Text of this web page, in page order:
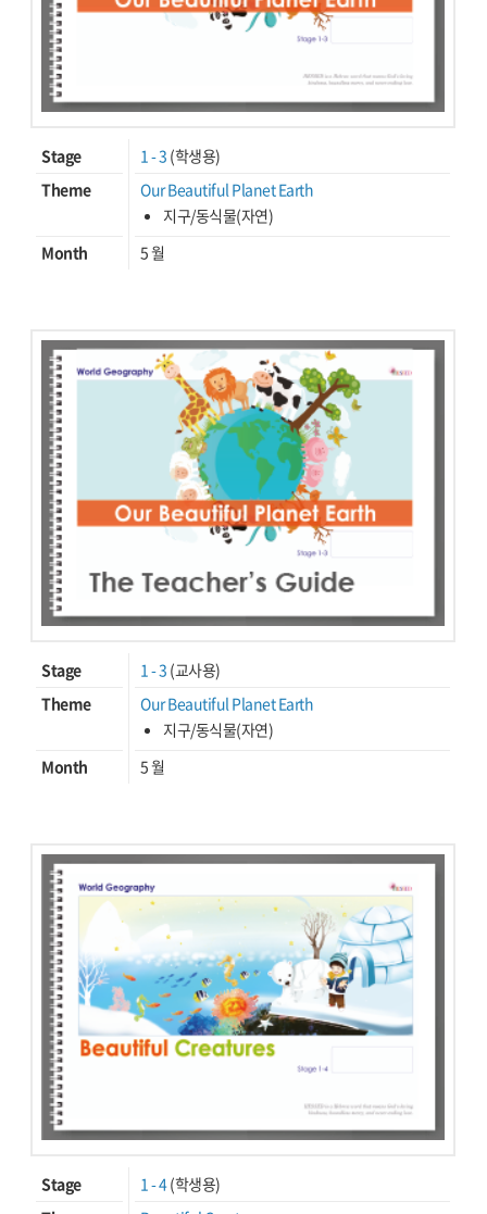
Stage 1 - 3 (학생용)
Theme
Our Beautiful Planet Earth
지구/동식물(자연)
Month
5 월
Stage 1 - 3 (교사용)
Theme
Our Beautiful Planet Earth
지구/동식물(자연)
Month
5 월
Stage 1 - 4(학생용)